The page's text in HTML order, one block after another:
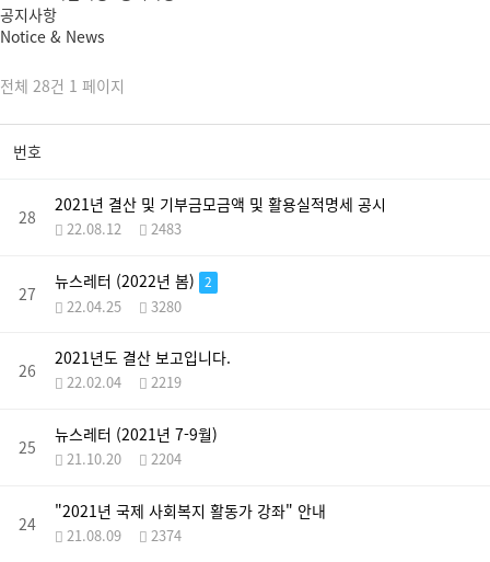
공지사항
Notice & News
전체 28건 1 페이지
번호
28
2021년 결산 및 기부금모금액 및 활용실적명세 공시
22.08.12 2483
27
뉴스레터 (2022년 봄) 2
22.04.25 3280
26
2021년도 결산 보고입니다.
22.02.04 2219
25
뉴스레터 (2021년 7-9월)
21.10.20 2204
24
"2021년 국제 사회복지 활동가 강좌" 안내
21.08.09 2374